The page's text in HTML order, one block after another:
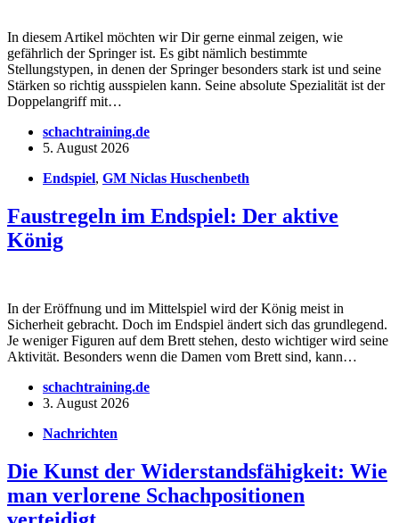
In diesem Artikel möchten wir Dir gerne einmal zeigen, wie
gefährlich der Springer ist. Es gibt nämlich bestimmte
Stellungstypen, in denen der Springer besonders stark ist und seine
Stärken so richtig ausspielen kann. Seine absolute Spezialität ist der
Doppelangriff mit…
schachtraining.de
5. August 2026
Endspiel, GM Niclas Huschenbeth
Faustregeln im Endspiel: Der aktive
König
In der Eröffnung und im Mittelspiel wird der König meist in
Sicherheit gebracht. Doch im Endspiel ändert sich das grundlegend.
Je weniger Figuren auf dem Brett stehen, desto wichtiger wird seine
Aktivität. Besonders wenn die Damen vom Brett sind, kann…
schachtraining.de
3. August 2026
Nachrichten
Die Kunst der Widerstandsfähigkeit: Wie
man verlorene Schachpositionen